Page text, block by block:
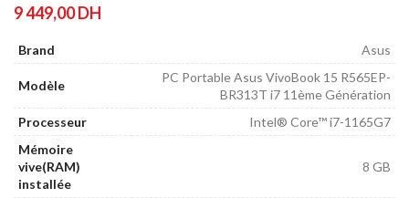
9 449,00DH
Brand Asus
Modèle
PC Portable Asus VivoBook 15 R565EP-
BR313T i7 11ème Génération
Processeur
Intel® Core™ i7-1165G7
Mémoire
vive(RAM)
installée
8 GB